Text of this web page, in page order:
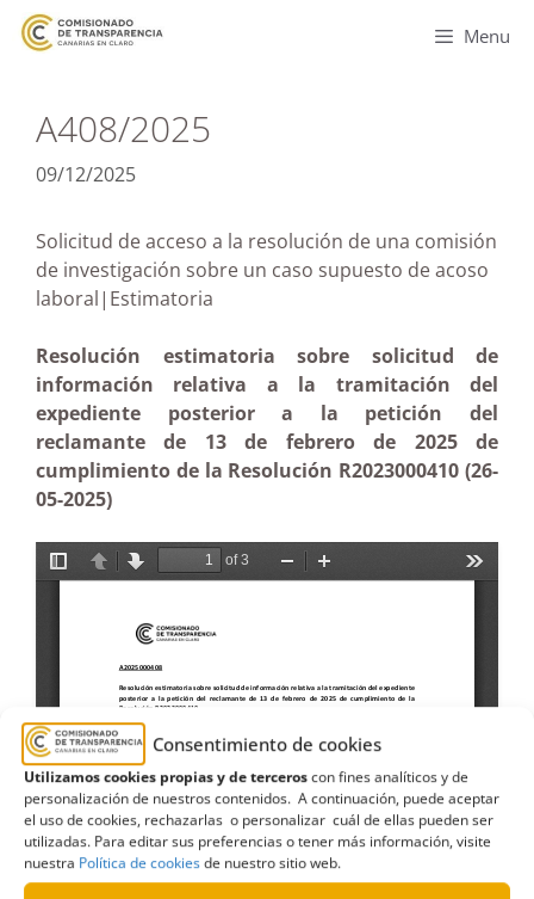
Consentimiento de cookies
Utilizamos cookies propias y de terceroscon fines analíticos y de
personalización de nuestros contenidos. A continuación, puede aceptar
el uso de cookies, rechazarlas o personalizar cuál de ellas pueden ser
utilizadas. Para editar sus preferencias o tener más información, visite
nuestra Política de cookiesde nuestro sitio web.
Menu
A408/2025
09/12/2025
Solicitud de acceso a la resolución de una comisión
de investigación sobre un caso supuesto de acoso
laboral|Estimatoria
Resolución estimatoria sobre solicitud de
información relativa a la tramitación del
expediente posterior a la petición del
reclamante de 13 de febrero de 2025 de
cumplimiento de la Resolución R2023000410 (26-
05-2025)